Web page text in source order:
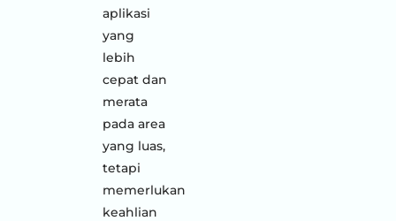
aplikasi
yang
lebih
cepat dan
merata
pada area
yang luas,
tetapi
memerlukan
keahlian